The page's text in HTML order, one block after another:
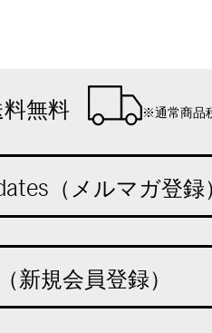
無料 ※通常商品
（メルマガ登録
新規会員登録）